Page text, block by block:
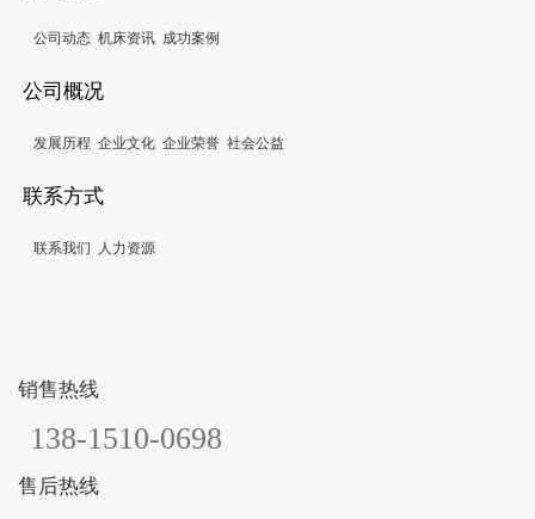
公司动态 机床资讯 成功案例
公司概况
发展历程 企业文化 企业荣誉 社会公益
联系方式
联系我们 人力资源
销售热线
138-1510-0698
售后热线